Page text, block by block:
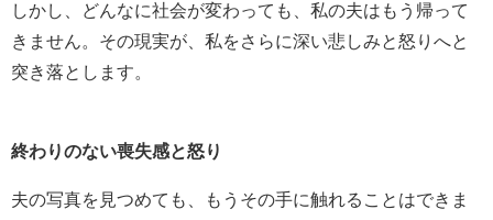
しかし、どんなに社会が変わっても、私の夫はもう帰って
きません。その現実が、私をさらに深い悲しみと怒りへと
突き落とします。
終わりのない喪失感と怒り
夫の写真を見つめても、もうその手に触れることはできま